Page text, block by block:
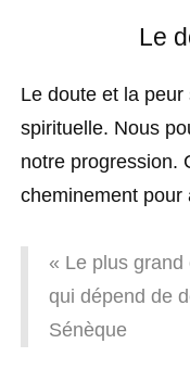
Le
Le doute et la
spirituelle. Nous
notre progression.
cheminement pour
« Le plus grand
qui dépend de
Sénèque